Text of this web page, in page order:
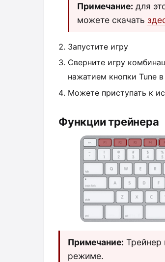
Примечание: для
можете скачать
Запустите игру
Сверните игру
нажатием кнопки Tune
Можете приступать к
Функции трейнера
Примечание: Трейнер
режиме.